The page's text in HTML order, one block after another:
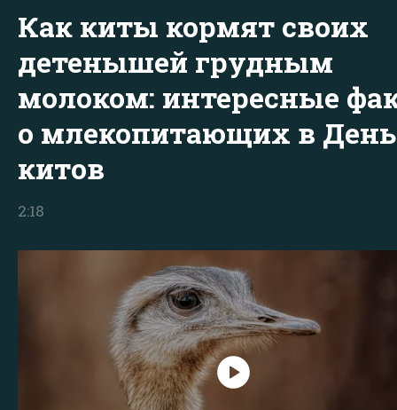
Как киты кормят своих
детенышей грудным
молоком: интересные
о млекопитающих в День
китов
2:18